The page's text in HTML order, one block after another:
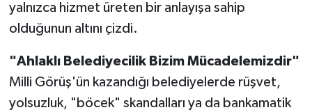
yalnızca hizmet üreten bir anlayışa sahip
olduğunun altını çizdi.
"Ahlaklı Belediyecilik Bizim Mücadelemizdir"
Milli Görüş'ün kazandığı belediyelerde rüşvet,
yolsuzluk, "böcek" skandalları ya da bankamatik